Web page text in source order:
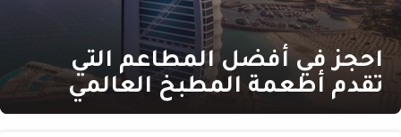
احجز في أفضل المطاعم التي
تقدم أطعمة المطبخ العالمي